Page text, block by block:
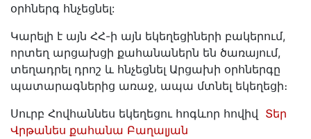
օրհներգ հնչեցնել:
Կարելի է այն ՀՀ-ի այն եկեղեցիների բակերում,
որտեղ արցախցի քահանաներն են ծառայում,
տեղադրել դրոշ և հնչեցնել Արցախի օրհներգը
պատարագներից առաջ, ապա մտնել եկեղեցի։
Սուրբ Հովհաննես եկեղեցու հոգևոր հովիվ Տեր
Վրթանես քահանա Բաղալյան